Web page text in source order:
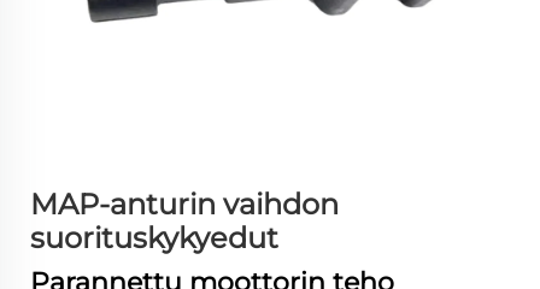
MAP-anturin vaihdon
suorituskykyedut
Parannettu moottorin teho